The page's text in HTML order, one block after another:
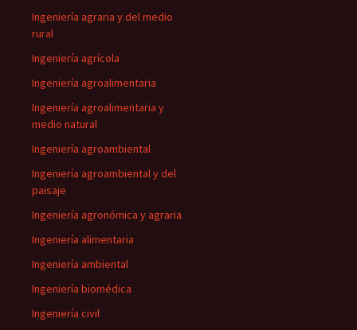
Ingeniería agraria y del medio
rural
Ingeniería agrícola
Ingeniería agroalimentaria
Ingeniería agroalimentaria y
medio natural
Ingeniería agroambiental
Ingeniería agroambiental y del
paisaje
Ingeniería agronómica y agraria
Ingeniería alimentaria
Ingeniería ambiental
Ingeniería biomédica
Ingeniería civil